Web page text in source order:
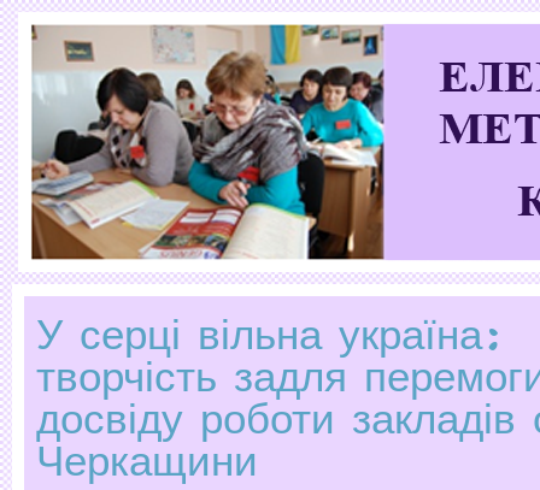
У серці вільна україна:
творчість задля
досвіду роботи закладів
Черкащини